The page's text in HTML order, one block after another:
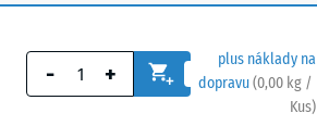
plus náklady na
dopravu(0,00 kg /
Kus)
- +